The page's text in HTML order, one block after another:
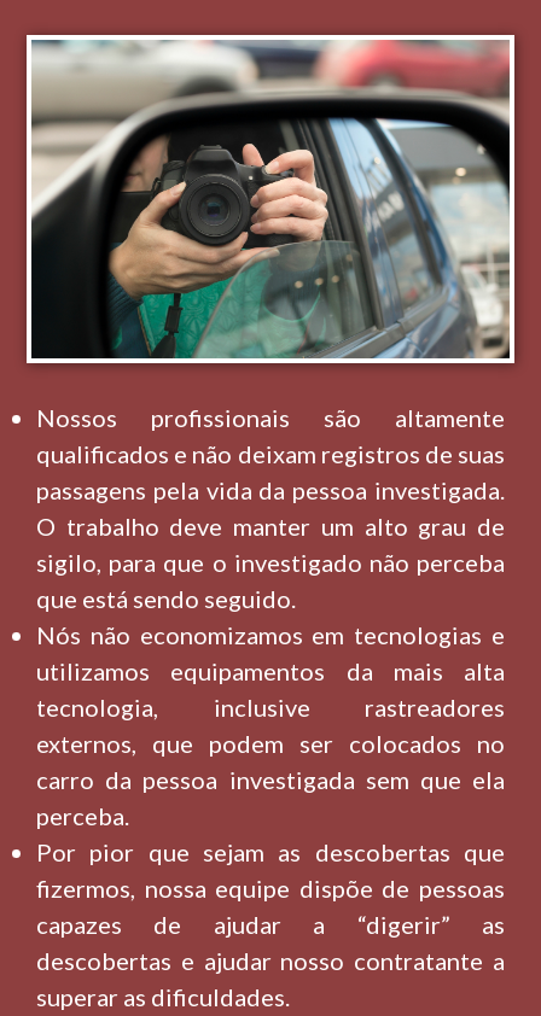
Nossos profissionais são altamente
qualificados e não deixam registros de suas
passagens pela vida da pessoa investigada.
O trabalho deve manter um alto grau de
sigilo, para que o investigado não perceba
que está sendo seguido.
Nós não economizamos em tecnologias e
utilizamos equipamentos da mais alta
tecnologia, inclusive rastreadores
externos, que podem ser colocados no
carro da pessoa investigada sem que ela
perceba.
Por pior que sejam as descobertas que
fizermos, nossa equipe dispõe de pessoas
capazes de ajudar a “digerir” as
descobertas e ajudar nosso contratante a
superar as dificuldades.